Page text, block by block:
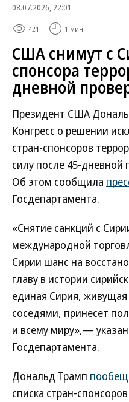
08.07.2026, 22:01
421 1 мин.
США снимут с
спонсора
дневной
Президент США
Конгресс о решении
стран-спонсоров
силу после 45-дневной
Об этом сообщила
Госдепартамента.
«Снятие санкций с
международной
Сирии шанс на
главу в истории
единая Сирия,
соседями, принесет
и всему миру»,—
Госдепартамента.
Дональд Трамп
списка стран-